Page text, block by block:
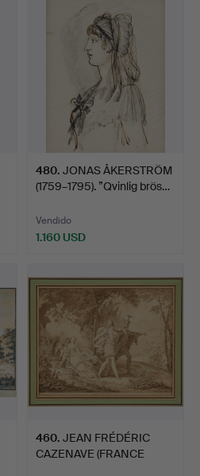
seleccionado
480. JONAS ÅKERSTRÖM
(1759–1795). ”Qvinlig brös…
Vendido
1.160 USD
460. JEAN FRÉDÉRIC
CAZENAVE (FRANCE